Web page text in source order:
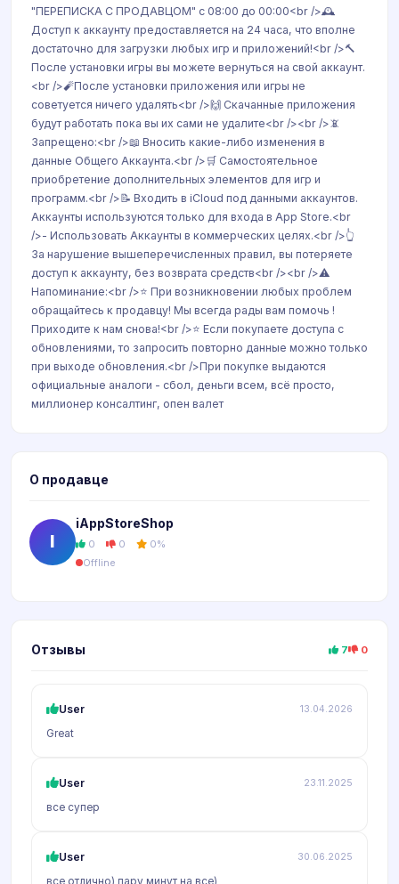
"ПЕРЕПИСКА С ПРОДАВЦОМ" с 08:00 до 00:00<br />🕰
Доступ к аккаунту предоставляется на 24 часа, что вполне
достаточно для загрузки любых игр и приложений!<br />🔨
После установки игры вы можете вернуться на свой аккаунт.
<br />🧨После установки приложения или игры не
советуется ничего удалять<br />🙌 Скачанные приложения
будут работать пока вы их сами не удалите<br /><br />📵
Запрещено:<br />📖 Вносить какие-либо изменения в
данные Общего Аккаунта.<br />🛒 Самостоятельное
приобретение дополнительных элементов для игр и
программ.<br />📝 Входить в iCloud под данными аккаунтов.
Аккаунты используются только для входа в App Store.<br
/>- Использовать Аккаунты в коммерческих целях.<br />👆
За нарушение вышеперечисленных правил, вы потеряете
доступ к аккаунту, без возврата средств<br /><br />⚠️
Напоминание:<br />⭐️ При возникновении любых проблем
обращайтесь к продавцу! Мы всегда рады вам помочь !
Приходите к нам снова!<br />⭐️ Если покупаете доступа с
обновлениями, то запросить повторно данные можно только
при выходе обновления.<br />При покупке выдаются
официальные аналоги - сбол, деньги всем, всё просто,
миллионер консалтинг, опен валет
О продавце
I
iAppStoreShop
0 0 0%
Offline
Отзывы 7 0
User 13.04.2026
Great
User 23.11.2025
все супер
User 30.06.2025